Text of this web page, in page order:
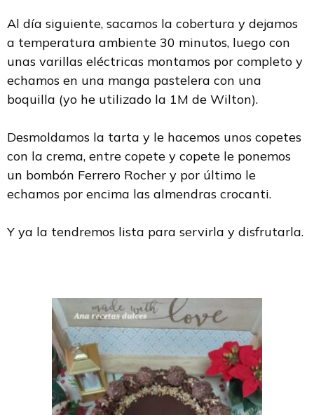
Al día siguiente, sacamos la cobertura y dejamos
a temperatura ambiente 30 minutos, luego con
unas varillas eléctricas montamos por completo y
echamos en una manga pastelera con una
boquilla (yo he utilizado la 1M de Wilton).
Desmoldamos la tarta y le hacemos unos copetes
con la crema, entre copete y copete le ponemos
un bombón Ferrero Rocher y por último le
echamos por encima las almendras crocanti.
Y ya la tendremos lista para servirla y disfrutarla.